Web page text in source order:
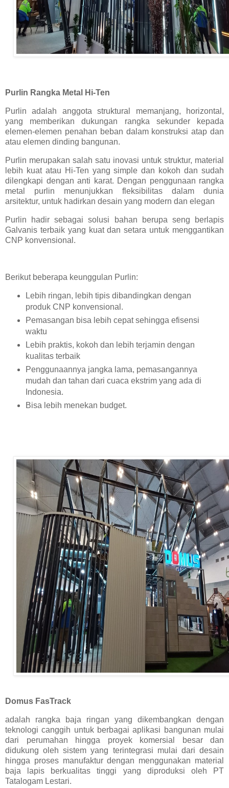
Purlin Rangka Metal Hi-Ten
Purlin adalah anggota struktural memanjang, horizontal,
yang memberikan dukungan rangka sekunder kepada
elemen-elemen penahan beban dalam konstruksi atap dan
atau elemen dinding bangunan.
Purlin merupakan salah satu inovasi untuk struktur, material
lebih kuat atau Hi-Ten yang simple dan kokoh dan sudah
dilengkapi dengan anti karat. Dengan penggunaan rangka
metal purlin menunjukkan fleksibilitas dalam dunia
arsitektur, untuk hadirkan desain yang modern dan elegan
Purlin hadir sebagai solusi bahan berupa seng berlapis
Galvanis terbaik yang kuat dan setara untuk menggantikan
CNP konvensional.
Berikut beberapa keunggulan Purlin:
Lebih ringan, lebih tipis dibandingkan dengan
produk CNP konvensional.
Pemasangan bisa lebih cepat sehingga efisensi
waktu
Lebih praktis, kokoh dan lebih terjamin dengan
kualitas terbaik
Penggunaannya jangka lama, pemasangannya
mudah dan tahan dari cuaca ekstrim yang ada di
Indonesia.
Bisa lebih menekan budget.
Domus FasTrack
adalah rangka baja ringan yang dikembangkan dengan
teknologi canggih untuk berbagai aplikasi bangunan mulai
dari perumahan hingga proyek komersial besar dan
didukung oleh sistem yang terintegrasi mulai dari desain
hingga proses manufaktur dengan menggunakan material
baja lapis berkualitas tinggi yang diproduksi oleh PT
Tatalogam Lestari.